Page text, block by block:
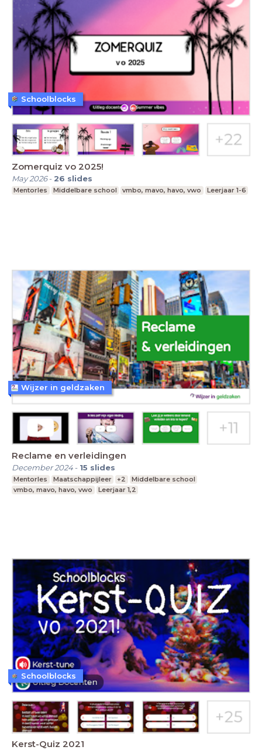
Zomerquiz vo 2025!
May 2026- 26 slides
Mentorles Middelbare school vmbo, mavo, havo, vwo Leerjaar 1-6
Schoolblocks
Reclame en verleidingen
December 2024- 15 slides
Mentorles Maatschappijleer +2
Middelbare school
vmbo, mavo, havo, vwo
Leerjaar 1,2
Wijzer in geldzaken
Kerst-Quiz 2021
Schoolblocks